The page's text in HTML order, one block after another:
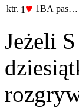
ktr. 1 ♥ 1BA pas…
Jeżeli